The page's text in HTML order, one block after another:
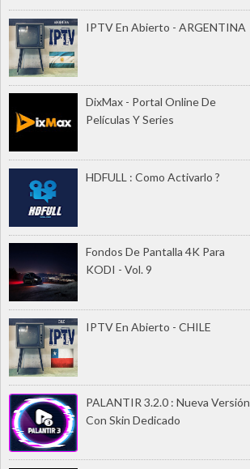
IPTV En Abierto - ARGENTINA
DixMax - Portal Online De
Películas Y Series
HDFULL : Como Activarlo ?
Fondos De Pantalla 4K Para
KODI - Vol. 9
IPTV En Abierto - CHILE
PALANTIR 3.2.0 : Nueva Versión
Con Skin Dedicado